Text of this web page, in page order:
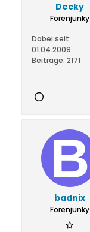
Decky
Forenjunky
Dabei seit:
01.04.2009
Beiträge: 2171
badnix
Forenjunky